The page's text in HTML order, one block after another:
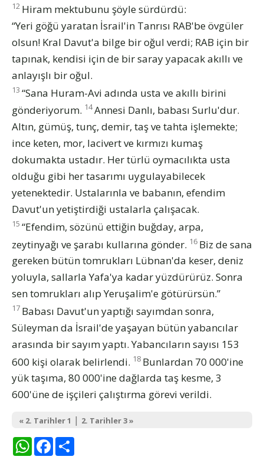
12 Hiram mektubunu şöyle sürdürdü:
“Yeri göğü yaratan İsrail'in Tanrısı RAB'be övgüler
olsun! Kral Davut'a bilge bir oğul verdi; RAB için bir
tapınak, kendisi için de bir saray yapacak akıllı ve
anlayışlı bir oğul.
13 “Sana Huram-Avi adında usta ve akıllı birini
gönderiyorum. 14Annesi Danlı, babası Surlu'dur.
Altın, gümüş, tunç, demir, taş ve tahta işlemekte;
ince keten, mor, lacivert ve kırmızı kumaş
dokumakta ustadır. Her türlü oymacılıkta usta
olduğu gibi her tasarımı uygulayabilecek
yetenektedir. Ustalarınla ve babanın, efendim
Davut'un yetiştirdiği ustalarla çalışacak.
15 “Efendim, sözünü ettiğin buğday, arpa,
zeytinyağı ve şarabı kullarına gönder. 16 Biz de sana
gereken bütün tomrukları Lübnan'da keser, deniz
yoluyla, sallarla Yafa'ya kadar yüzdürürüz. Sonra
sen tomrukları alıp Yeruşalim'e götürürsün.”
17 Babası Davut'un yaptığı sayımdan sonra,
Süleyman da İsrail'de yaşayan bütün yabancılar
arasında bir sayım yaptı. Yabancıların sayısı 153
600 kişi olarak belirlendi. 18 Bunlardan 70 000'ine
yük taşıma, 80 000'ine dağlarda taş kesme, 3
600'üne de işçileri çalıştırma görevi verildi.
« 2. Tarihler 1 | 2. Tarihler 3 »
WhatsAppFacebook